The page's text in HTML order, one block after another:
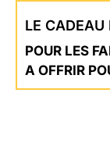
LE CADEAU
POUR LES
A OFFRIR